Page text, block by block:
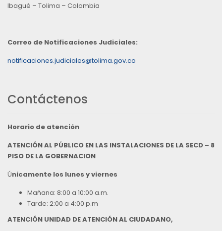
Ibagué – Tolima – Colombia
Correo de Notificaciones Judiciales:
notificaciones.judiciales@tolima.gov.co
Contáctenos
Horario de atención
ATENCIÓN AL PÚBLICO EN LAS INSTALACIONES DE LA SECD – 8
PISO DE LA GOBERNACION
Únicamente los lunes y viernes
Mañana: 8:00 a 10:00 a.m.
Tarde: 2:00 a 4:00 p.m
ATENCIÓN UNIDAD DE ATENCIÓN AL CIUDADANO,